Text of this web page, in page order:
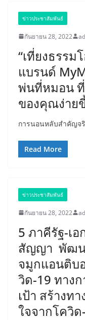
ข่าวประชาสัมพันธ์
กันยายน 28, 2022
“เที่ยงธรร
แบรนด์
พ่นที่หมอน
ของคุณง่าย
การนอนหลับสำคัญจ
Read More
ข่าวประชาสัมพันธ์
กันยายน 28, 2022
5 ภาคีรัฐ-เ
สัญญา พัฒน
จมูกแอนติบ
วิด-19 ทาง
เป้า สร้างท
ใจจากโควิด